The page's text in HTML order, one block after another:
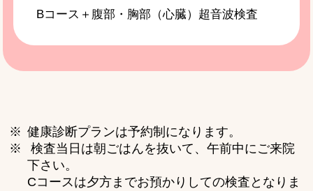
Bコース＋腹部・胸部（心臓）超音波検査
健康診断プランは予約制になります。
検査当日は朝ごはんを抜いて、午前中にご来院
下さい。
Cコースは夕方までお預かりしての検査となりま